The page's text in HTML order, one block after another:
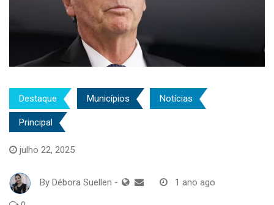
Destaque Municípios Notícias
Principal
julho 22, 2025
By Débora Suellen - 1 ano ago